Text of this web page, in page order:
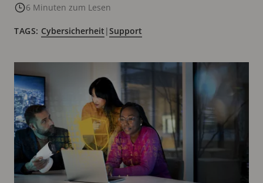
6 Minuten zum Lesen
TAGS: Cybersicherheit |Support